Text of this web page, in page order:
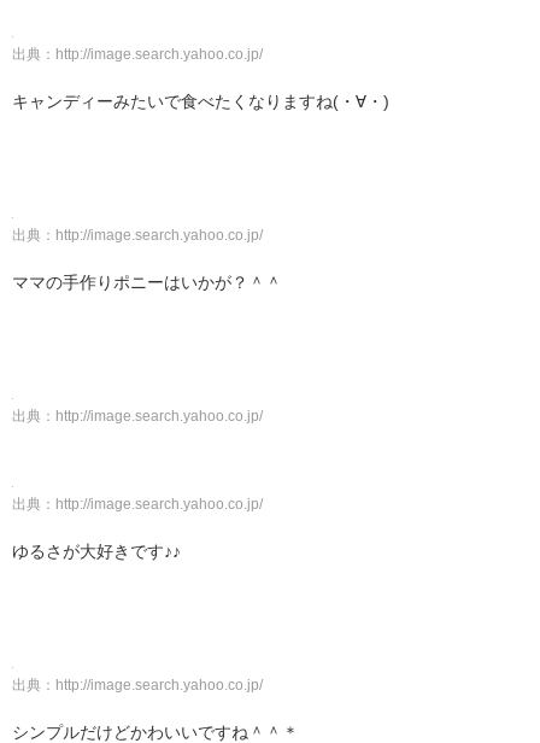
出典： http://image.search.yahoo.co.jp/
キャンディーみたいで食べたくなりますね(・∀・)
出典： http://image.search.yahoo.co.jp/
ママの手作りポニーはいかが？＾＾
出典： http://image.search.yahoo.co.jp/
出典： http://image.search.yahoo.co.jp/
ゆるさが大好きです♪♪
出典： http://image.search.yahoo.co.jp/
シンプルだけどかわいいですね＾＾＊